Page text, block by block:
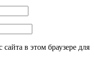
в этом браузере для